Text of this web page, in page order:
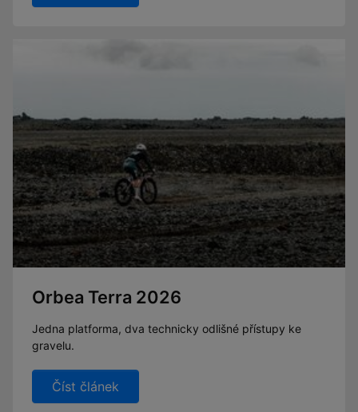
Orbea Terra 2026
Jedna platforma, dva technicky odlišné přístupy ke
gravelu.
Číst článek